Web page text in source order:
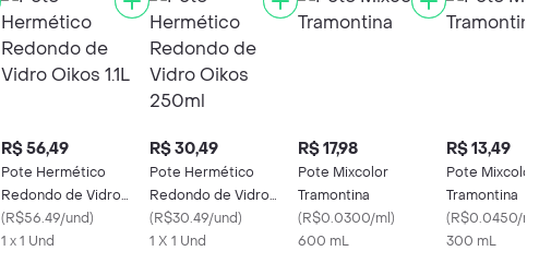
R$ 56,49
Pote Hermético
Redondo de Vidro
Oikos 1.1L
(R$56.49/und)
1 x 1 Und
R$ 30,49
Pote Hermético
Redondo de Vidro
Oikos 250ml
(R$30.49/und)
1 X 1 Und
R$ 17,98
Pote Mixcolor
Tramontina
(R$0.0300/ml)
600 mL
R$ 13,49
Pote Mixcolor
Tramontina
(R$0.0450/ml
300 mL